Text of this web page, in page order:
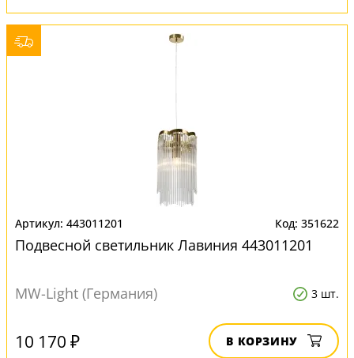
443011201 351622
Подвесной светильник Лавиния 443011201
MW-Light (Германия) 3 шт.
10 170 ₽ В КОРЗИНУ